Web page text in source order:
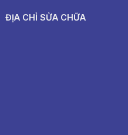
ĐỊA CHỈ SỬA CHỮA